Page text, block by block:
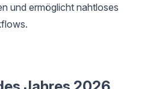
und ermöglicht nahtloses